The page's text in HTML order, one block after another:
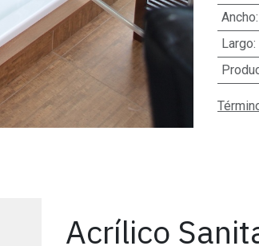
Ancho:
Largo:
Acrílico